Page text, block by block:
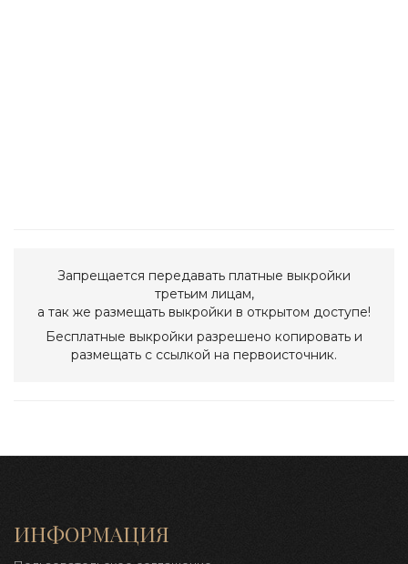
Запрещается передавать платные выкройки
третьим лицам,
а так же размещать выкройки в открытом доступе!
Бесплатные выкройки разрешено копировать и
размещать с ссылкой на первоисточник.
ИНФОРМАЦИЯ